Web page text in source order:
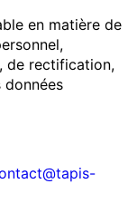
en matière de
de rectification,
données